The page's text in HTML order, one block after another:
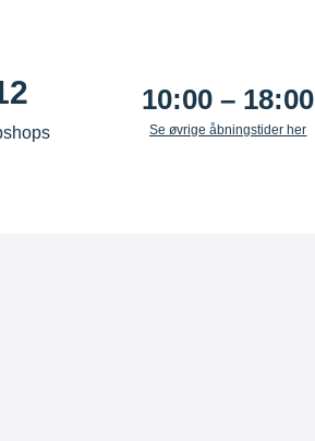
10:00 – 18:00
Se øvrige åbningstider her